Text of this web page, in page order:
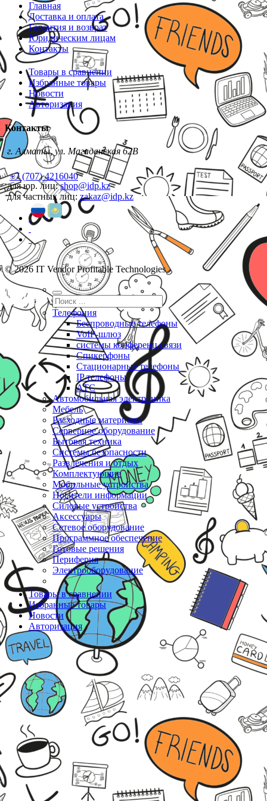
Главная
Доставка и оплата
Гарантия и возврат
Юридическим лицам
Контакты
Товары в сравнении
Избранные товары
Новости
Авторизация
Контакты
г. Алматы, ул. Магаданская 62В
+7 (707) 4216040
для юр. лиц:shop@idp.kz
для частных лиц: zakaz@idp.kz
© 2026 IT Vendor Profitable Technologies
Телефония
Беспроводные телефоны
VoIP-шлюз
системы конференц связи
Спикерфоны
Стационарные телефоны
IP телефоны
АТС
Автомобильная электроника
Мебель
Расходные материалы
Серверное оборудование
Бытовая техника
Системы безопасности
Развлечения и отдых
Комплектующие
Мобильные устройства
Носители информации
Силовые устройства
Аксессуары
Сетевое оборудование
Программное обеспечение
Готовые решения
Периферия
Электрооборудование
Товары в сравнении
Избранные товары
Новости
Авторизация